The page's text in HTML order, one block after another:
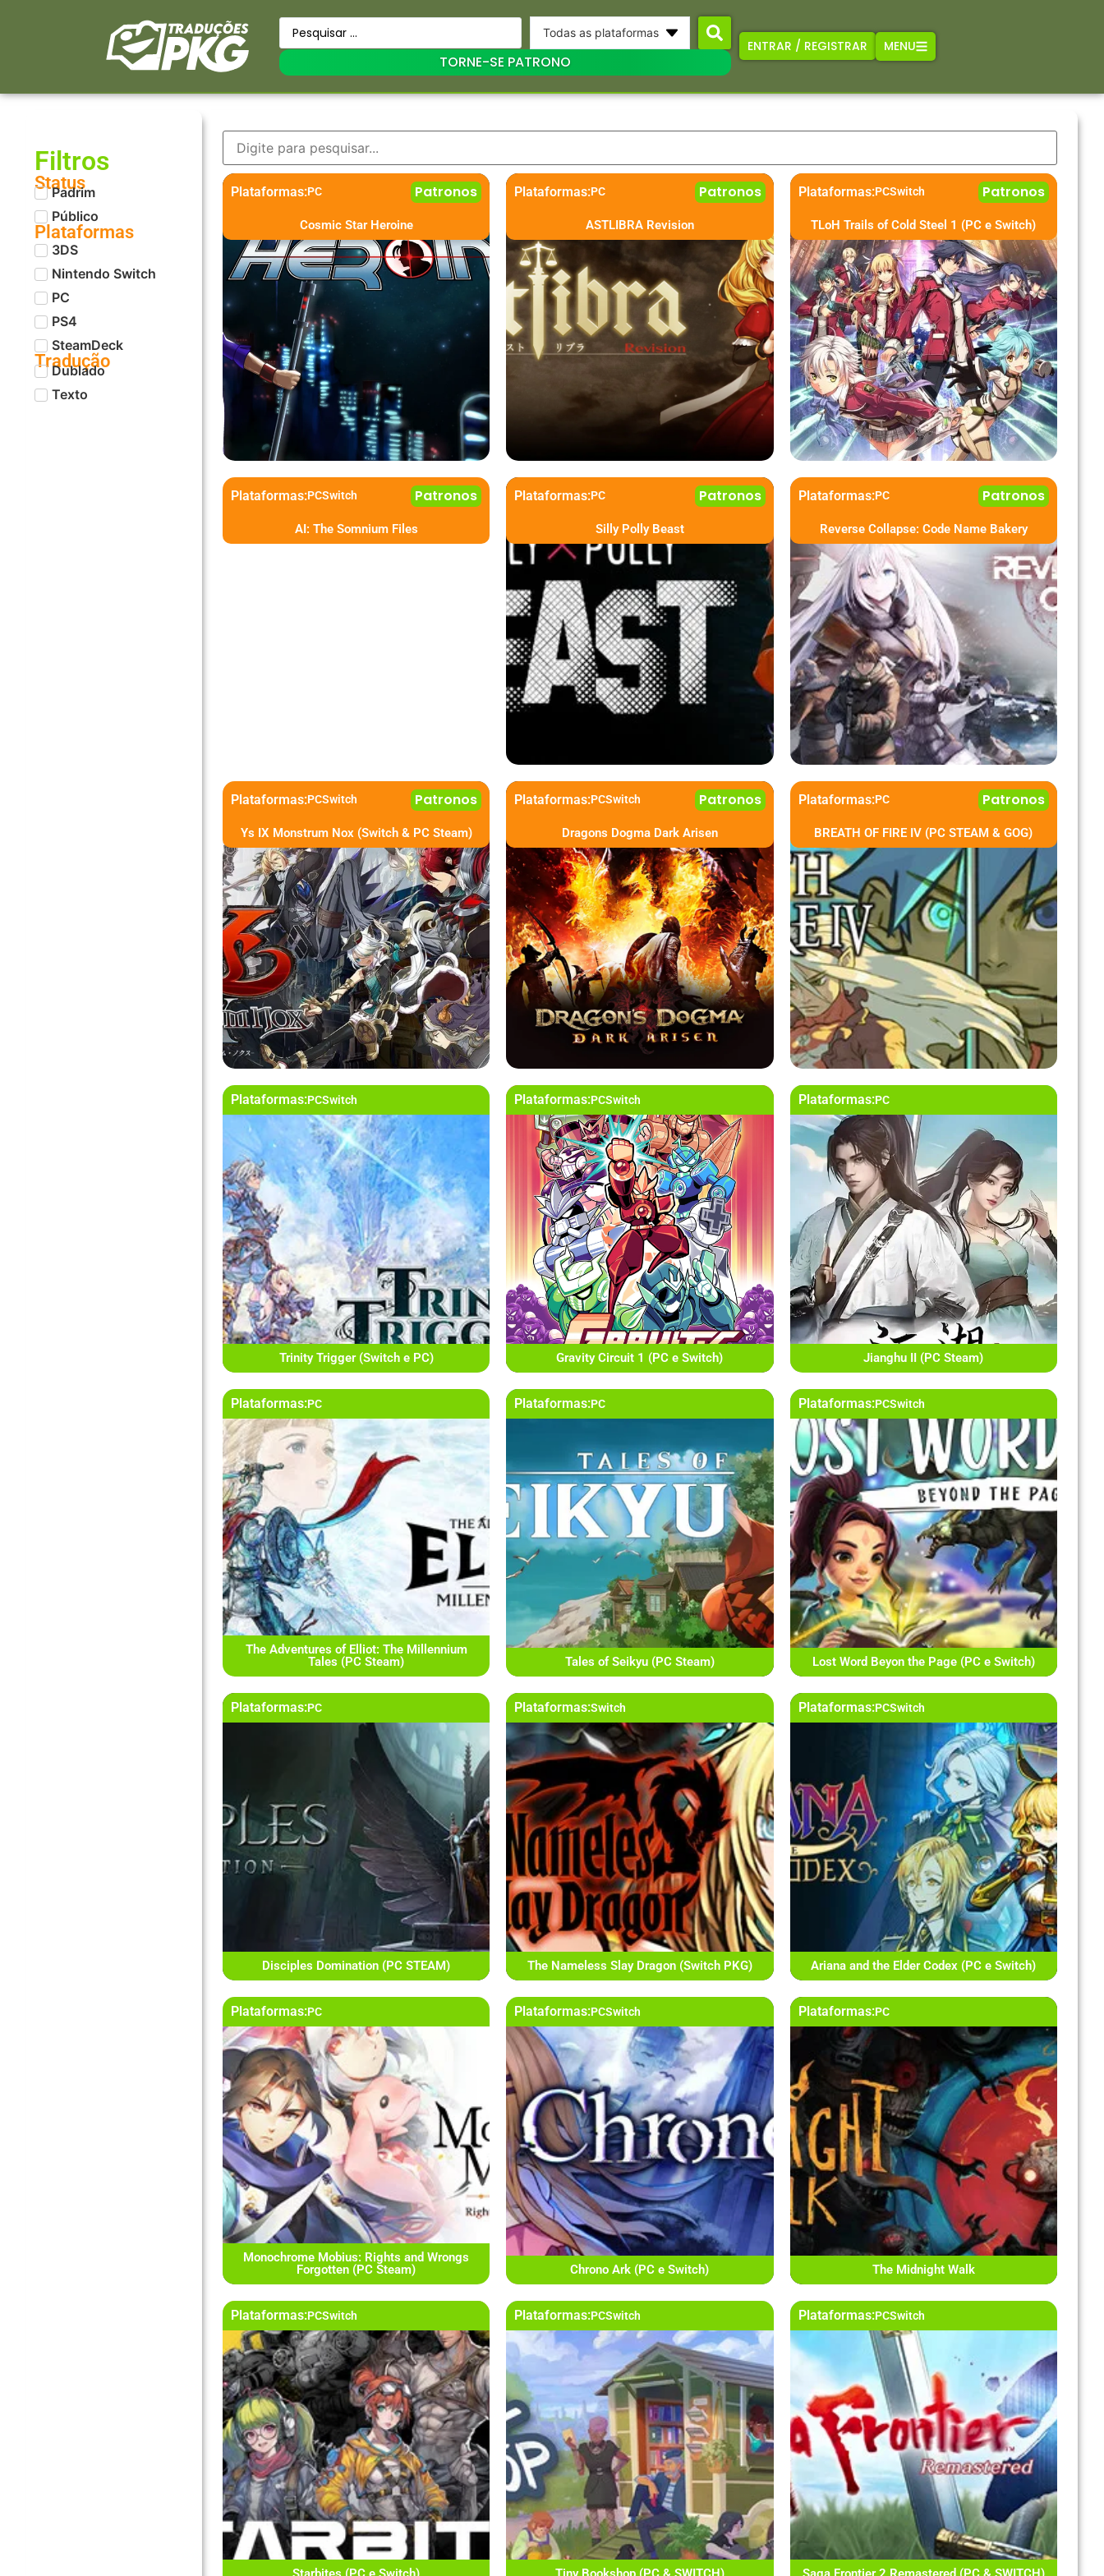
Todas as plataformas
TORNE-SE PATRONO
ENTRAR / REGISTRAR MENU
Filtros
Status
Padrim
Público
Plataformas
3DS
Nintendo Switch
PC
PS4
SteamDeck
Tradução
Dublado
Texto
Plataformas:PC Patronos
Cosmic Star Heroine
Plataformas:PC Patronos
ASTLIBRA Revision
Plataformas:PCSwitch Patronos
TLoH Trails of Cold Steel 1 (PC e Switch)
Plataformas:PCSwitch Patronos
AI: The Somnium Files
Plataformas:PC Patronos
Silly Polly Beast
Plataformas:PC Patronos
Reverse Collapse: Code Name Bakery
Plataformas:PCSwitch Patronos
Ys IX Monstrum Nox (Switch & PC Steam)
Plataformas:PCSwitch Patronos
Dragons Dogma Dark Arisen
Plataformas:PC Patronos
BREATH OF FIRE IV (PC STEAM & GOG)
Plataformas:PCSwitch
Trinity Trigger (Switch e PC)
Plataformas:PCSwitch
Gravity Circuit 1 (PC e Switch)
Plataformas:PC
Jianghu II (PC Steam)
Plataformas:PC
The Adventures of Elliot: The Millennium
Tales (PC Steam)
Plataformas:PC
Tales of Seikyu (PC Steam)
Plataformas:PCSwitch
Lost Word Beyon the Page (PC e Switch)
Plataformas:PC
Disciples Domination (PC STEAM)
Plataformas:Switch
The Nameless Slay Dragon (Switch PKG)
Plataformas:PCSwitch
Ariana and the Elder Codex (PC e Switch)
Plataformas:PC
Monochrome Mobius: Rights and Wrongs
Forgotten (PC Steam)
Plataformas:PCSwitch
Chrono Ark (PC e Switch)
Plataformas:PC
The Midnight Walk
Plataformas:PCSwitch Plataformas:PCSwitch Plataformas:PCSwitch